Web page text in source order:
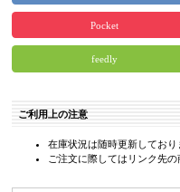
Pocket
feedly
ご利用上の注意
在庫状況は随時更新してお
ご注文に際してはリンク先